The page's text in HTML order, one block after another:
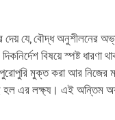
দেয় যে, বৌদ্ধ অনুশীলনের
বিষয়ে স্পষ্ট ধারণা
পুরোপুরি মুক্ত করা আর নিজের
হল এর লক্ষ্য। এই অন্তিম